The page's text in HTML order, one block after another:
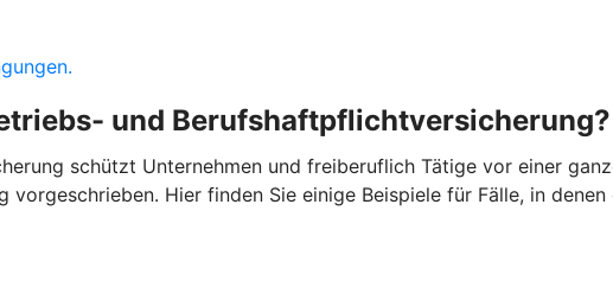
und Berufshaftpflichtversicherung?
schützt Unternehmen und freiberuflich Tätige vor einer
Hier finden Sie einige Beispiele für Fälle, in